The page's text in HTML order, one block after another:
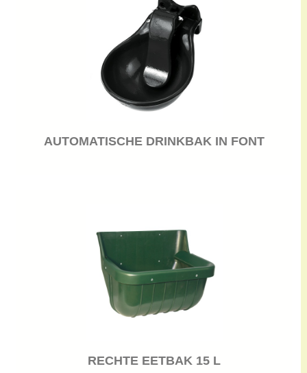
AUTOMATISCHE DRINKBAK IN FONT
RECHTE EETBAK 15 L